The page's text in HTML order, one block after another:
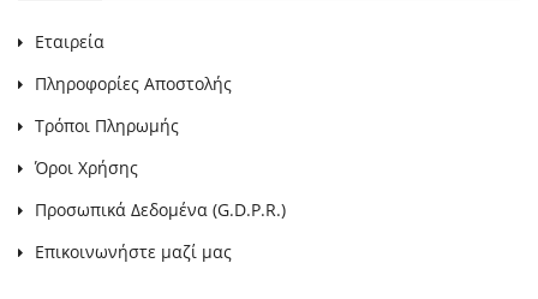
Εταιρεία
Πληροφορίες Αποστολής
Τρόποι Πληρωμής
Όροι Χρήσης
Προσωπικά Δεδομένα (G.D.P.R.)
Επικοινωνήστε μαζί μας